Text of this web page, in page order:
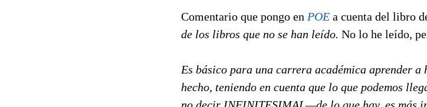
Comentario que pongo en POE a cuenta del libro
de los libros que no se han leído. No lo he leído,
Es básico para una carrera académica aprender a
hecho, teniendo en cuenta que lo que podemos